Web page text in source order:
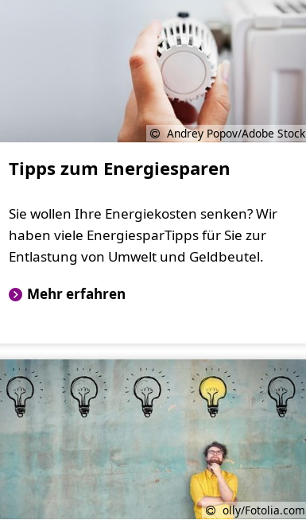
Andrey Popov/Adobe Stock
Tipps zum Energiesparen
Sie wollen Ihre Energiekosten senken? Wir
haben viele EnergiesparTipps für Sie zur
Entlastung von Umwelt und Geldbeutel.
Mehr erfahren
olly/Fotolia.com